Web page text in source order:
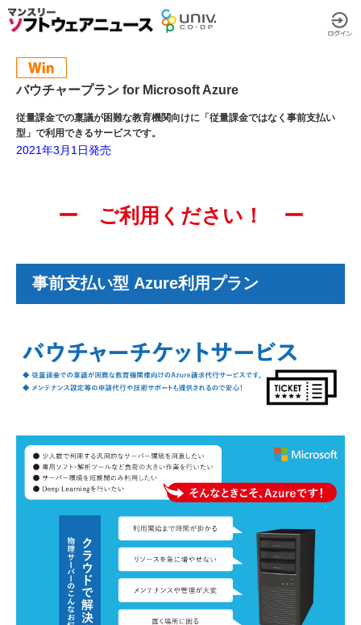
バウチャープラン for Microsoft Azure
従量課金での稟議が困難な教育機関向けに「従量課金ではなく事前支払い
型」で利用できるサービスです。
2021年3月1日発売
ー ご利用ください！ ー
事前支払い型 Azure利用プラン